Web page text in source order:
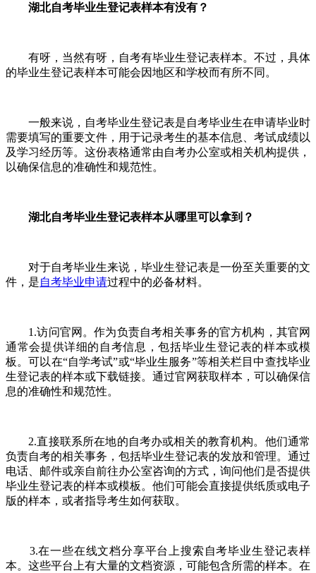
湖北自考毕业生登记表样本有没有？
有呀，当然有呀，自考有毕业生登记表样本。不过，具体
的毕业生登记表样本可能会因地区和学校而有所不同。
一般来说，自考毕业生登记表是自考毕业生在申请毕业时
需要填写的重要文件，用于记录考生的基本信息、考试成绩以
及学习经历等。这份表格通常由自考办公室或相关机构提供，
以确保信息的准确性和规范性。
湖北自考毕业生登记表样本从哪里可以拿到？
对于自考毕业生来说，毕业生登记表是一份至关重要的文
件，是自考毕业申请过程中的必备材料。
1.访问官网。作为负责自考相关事务的官方机构，其官网
通常会提供详细的自考信息，包括毕业生登记表的样本或模
板。可以在“自学考试”或“毕业生服务”等相关栏目中查找毕业
生登记表的样本或下载链接。通过官网获取样本，可以确保信
息的准确性和规范性。
2.直接联系所在地的自考办或相关的教育机构。他们通常
负责自考的相关事务，包括毕业生登记表的发放和管理。通过
电话、邮件或亲自前往办公室咨询的方式，询问他们是否提供
毕业生登记表的样本或模板。他们可能会直接提供纸质或电子
版的样本，或者指导考生如何获取。
3.在一些在线文档分享平台上搜索自考毕业生登记表样
本。这些平台上有大量的文档资源，可能包含所需的样本。在